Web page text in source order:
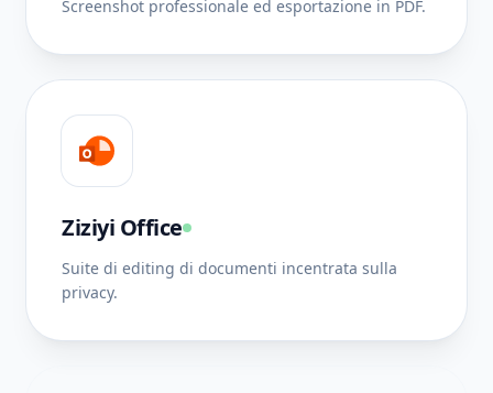
Screenshot professionale ed esportazione in PDF.
Ziziyi Office
Suite di editing di documenti incentrata sulla
privacy.